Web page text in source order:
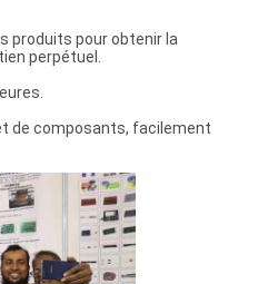
produits pour obtenir la
perpétuel.
de composants, facilement